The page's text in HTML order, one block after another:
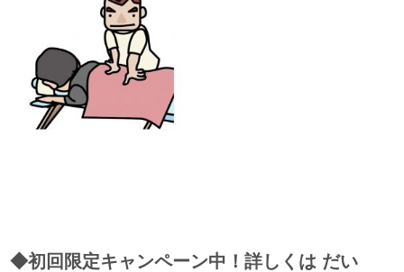
◆初回限定キャンペーン中！詳しくは だい